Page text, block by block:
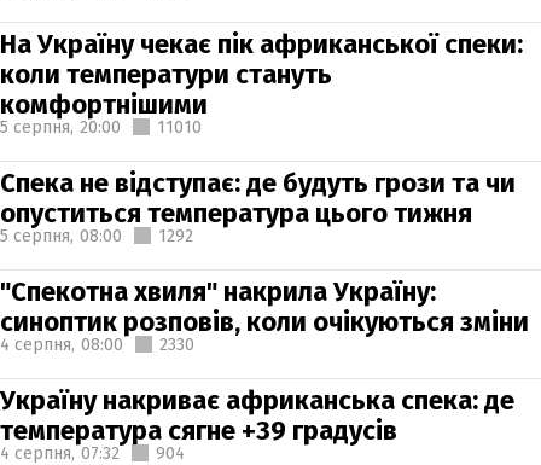
На Україну чекає пік африканської спеки:
коли температури стануть
комфортнішими
5 серпня, 20:00 11010
Спека не відступає: де будуть грози та чи
опуститься температура цього тижня
5 серпня, 08:00 1292
"Спекотна хвиля" накрила Україну:
синоптик розповів, коли очікуються зміни
4 серпня, 08:00 2330
Україну накриває африканська спека: де
температура сягне +39 градусів
4 серпня, 07:32 904